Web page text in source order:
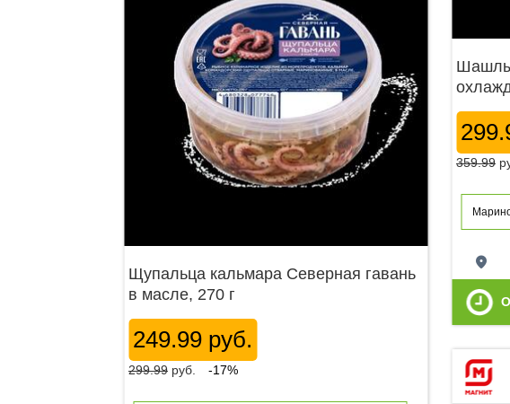
359.99
place
Щупальца кальмара Северная гавань
в масле, 270 г
249.99 руб.
299.99 руб. -17%